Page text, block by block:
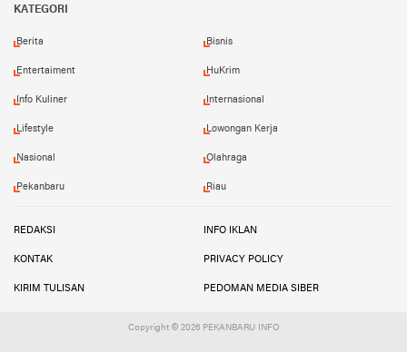
KATEGORI
Berita Bisnis
Entertaiment HuKrim
Info Kuliner Internasional
Lifestyle Lowongan Kerja
Nasional Olahraga
Pekanbaru Riau
REDAKSI INFO IKLAN
KONTAK PRIVACY POLICY
KIRIM TULISAN PEDOMAN MEDIA SIBER
Copyright © 2026 PEKANBARU INFO